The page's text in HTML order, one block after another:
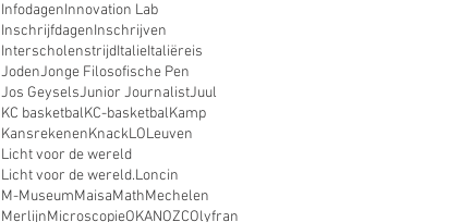
InfodagenInnovation Lab
InschrijfdagenInschrijven
InterscholenstrijdItalieItaliëreis
JodenJonge Filosofische Pen
Jos GeyselsJunior JournalistJuul
KC basketbalKC-basketbalKamp
KansrekenenKnackLOLeuven
Licht voor de wereld
Licht voor de wereld.Loncin
M-MuseumMaisaMathMechelen
MerlijnMicroscopieOKANOZCOlyfran